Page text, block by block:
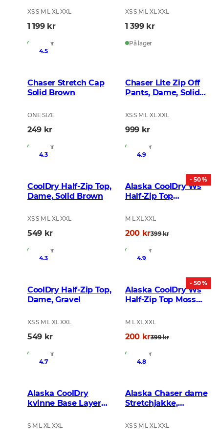
XS S M L XL XXL
1 199 kr
På lager
XS S M L XL XXL
1 399 kr
På lager
4.5
Chaser Stretch Cap
Solid Brown
ONE SIZE
249 kr
På lager
Chaser Lite Zip Off
Pants, Dame, Solid
XS S M L XL XXL
999 kr
På lager
4.3
CoolDry Half-Zip Top,
Dame, Solid Brown
XS S M L XL XXL
549 kr
På lager
- 50 %
4.9
Alaska CoolDry Ws
Half-Zip Top
M L XL XXL
200 kr399 kr
På lager
4.3
CoolDry Half-Zip Top,
Dame, Gravel
XS S M L XL XXL
549 kr
På lager
- 50 %
4.9
Alaska CoolDry Ws
Half-Zip Top Moss
M L XL XXL
200 kr399 kr
På lager
4.7
Alaska CoolDry
kvinne Base Layer
S M L XL XXL
4.8
Alaska Chaser dame
Stretchjakke,
XS S M L XL XXL